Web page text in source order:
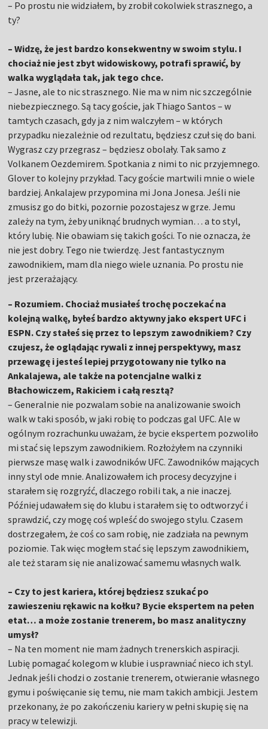
– Po prostu nie widziałem, by zrobił cokolwiek strasznego, a
ty?
– Widzę, że jest bardzo konsekwentny w swoim stylu. I
chociaż nie jest zbyt widowiskowy, potrafi sprawić, by
walka wyglądała tak, jak tego chce.
– Jasne, ale to nic strasznego. Nie ma w nim nic szczególnie
niebezpiecznego. Są tacy goście, jak Thiago Santos – w
tamtych czasach, gdy ja z nim walczyłem – w których
przypadku niezależnie od rezultatu, będziesz czuł się do bani.
Wygrasz czy przegrasz – będziesz obolały. Tak samo z
Volkanem Oezdemirem. Spotkania z nimi to nic przyjemnego.
Glover to kolejny przykład. Tacy goście martwili mnie o wiele
bardziej. Ankalajew przypomina mi Jona Jonesa. Jeśli nie
zmusisz go do bitki, pozornie pozostajesz w grze. Jemu
zależy na tym, żeby uniknąć brudnych wymian… a to styl,
który lubię. Nie obawiam się takich gości. To nie oznacza, że
nie jest dobry. Tego nie twierdzę. Jest fantastycznym
zawodnikiem, mam dla niego wiele uznania. Po prostu nie
jest przerażający.
– Rozumiem. Chociaż musiałeś trochę poczekać na
kolejną walkę, byłeś bardzo aktywny jako ekspert UFC i
ESPN. Czy stałeś się przez to lepszym zawodnikiem? Czy
czujesz, że oglądając rywali z innej perspektywy, masz
przewagę i jesteś lepiej przygotowany nie tylko na
Ankalajewa, ale także na potencjalne walki z
Błachowiczem, Rakiciem i całą resztą?
– Generalnie nie pozwalam sobie na analizowanie swoich
walk w taki sposób, w jaki robię to podczas gal UFC. Ale w
ogólnym rozrachunku uważam, że bycie ekspertem pozwoliło
mi stać się lepszym zawodnikiem. Rozłożyłem na czynniki
pierwsze masę walk i zawodników UFC. Zawodników mających
inny styl ode mnie. Analizowałem ich procesy decyzyjne i
starałem się rozgryźć, dlaczego robili tak, a nie inaczej.
Później udawałem się do klubu i starałem się to odtworzyć i
sprawdzić, czy mogę coś wpleść do swojego stylu. Czasem
dostrzegałem, że coś co sam robię, nie zadziała na pewnym
poziomie. Tak więc mogłem stać się lepszym zawodnikiem,
ale też staram się nie analizować samemu własnych walk.
– Czy to jest kariera, której będziesz szukać po
zawieszeniu rękawic na kołku? Bycie ekspertem na pełen
etat… a może zostanie trenerem, bo masz analityczny
umysł?
– Na ten moment nie mam żadnych trenerskich aspiracji.
Lubię pomagać kolegom w klubie i usprawniać nieco ich styl.
Jednak jeśli chodzi o zostanie trenerem, otwieranie własnego
gymu i poświęcanie się temu, nie mam takich ambicji. Jestem
przekonany, że po zakończeniu kariery w pełni skupię się na
pracy w telewizji.